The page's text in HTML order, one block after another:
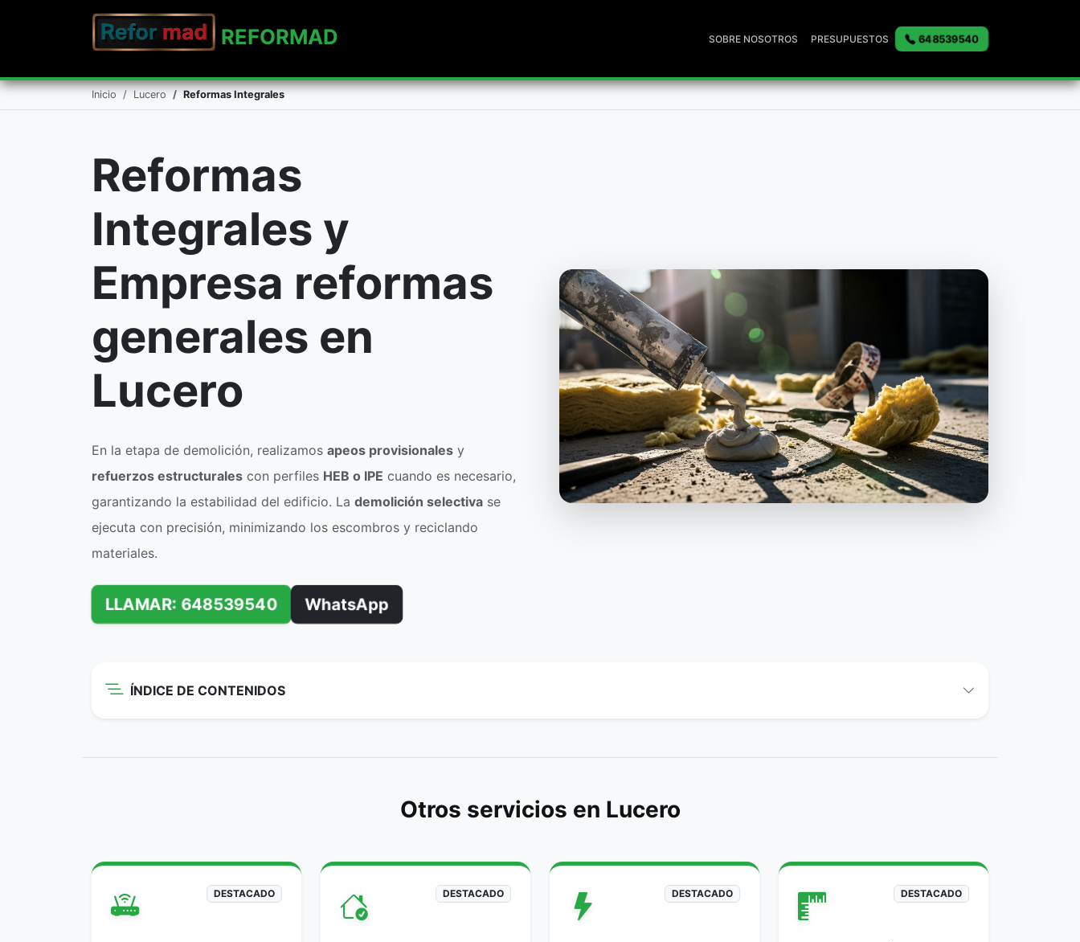
REFORMAD SOBRE NOSOTROS PRESUPUESTOS 648539540
Inicio Lucero Reformas Integrales
Reformas
Integrales y
Empresa reformas
generales en
Lucero
En la etapa de demolición, realizamos apeos provisionales y
refuerzos estructurales con perfiles HEB o IPE cuando es necesario,
garantizando la estabilidad del edificio. La demolición selectiva se
ejecuta con precisión, minimizando los escombros y reciclando
materiales.
LLAMAR: 648539540 WhatsApp
ÍNDICE DE CONTENIDOS
Otros servicios en Lucero
DESTACADO DESTACADO DESTACADO DESTACADO